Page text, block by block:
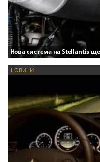
Нова система на Stellantis ще
НОВИНИ